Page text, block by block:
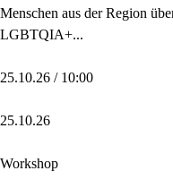
Menschen aus der Region
LGBTQIA+...
25.10.26 / 10:00
25.10.26
Workshop